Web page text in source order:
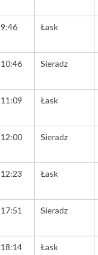
9:46 Łask
10:46 Sieradz
11:09 Łask
12:00 Sieradz
12:23 Łask
17:51 Sieradz
18:14 Łask